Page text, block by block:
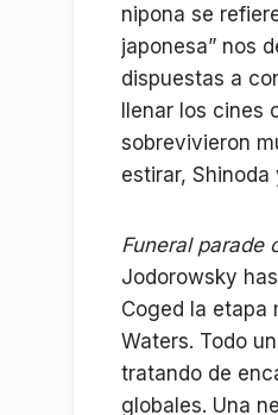
nipona se
japonesa” nos
dispuestas a
llenar los cines
sobrevivieron
estirar, Shinoda
Funeral parade
Jodorowsky
Coged la etapa
Waters. Todo
tratando de
globales. Una